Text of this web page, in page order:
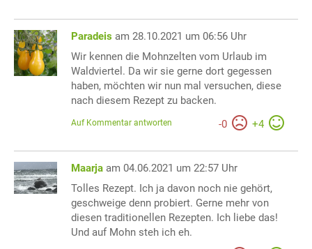
Paradeis am 28.10.2021 um 06:56 Uhr
Wir kennen die Mohnzelten vom Urlaub im
Waldviertel. Da wir sie gerne dort gegessen
haben, möchten wir nun mal versuchen, diese
nach diesem Rezept zu backen.
-0 +4
Auf Kommentar antworten
Maarja am 04.06.2021 um 22:57 Uhr
Tolles Rezept. Ich ja davon noch nie gehört,
geschweige denn probiert. Gerne mehr von
diesen traditionellen Rezepten. Ich liebe das!
Und auf Mohn steh ich eh.